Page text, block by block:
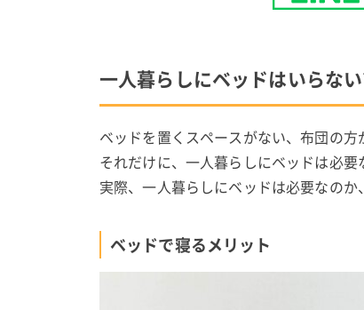
一人暮らしにベッドはいらな
ベッドを置くスペースがない、布団の方
それだけに、一人暮らしにベッドは必要
実際、一人暮らしにベッドは必要なのか
ベッドで寝るメリット